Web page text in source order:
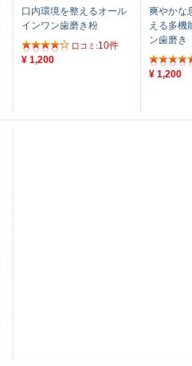
口内環境を整えるオール
インワン歯磨き粉
口コミ:10件
¥ 1,200
爽やかな
える多機
ン歯磨き
¥ 1,200